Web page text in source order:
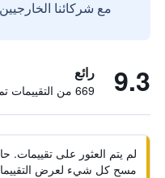
مع شركائنا
9.3 رائع
669 من التقييمات تم التحقق منها
لم يتم العثور على تقييمات.
مسح كل شيء لعرض